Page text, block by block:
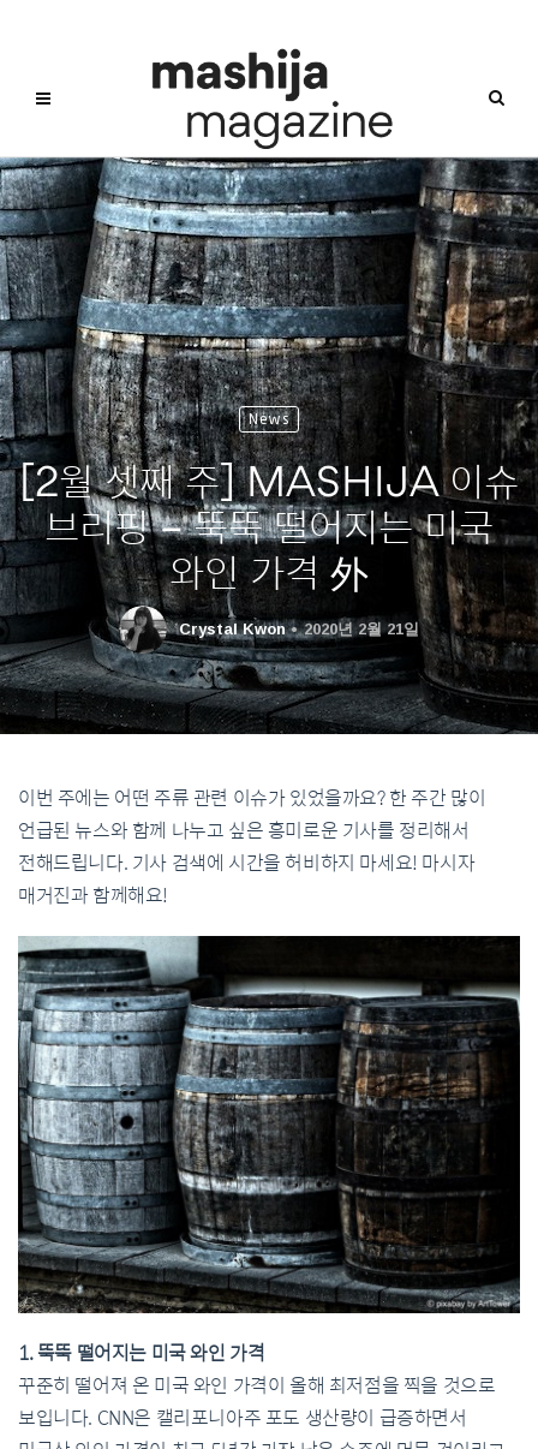
News
[2월 셋째 주] MASHIJA 이슈
브리핑 – 뚝뚝 떨어지는 미국
와인 가격 外
Crystal Kwon 2020년 2월 21일
이번 주에는 어떤 주류 관련 이슈가 있었을까요? 한 주간 많이
언급된 뉴스와 함께 나누고 싶은 흥미로운 기사를 정리해서
전해드립니다. 기사 검색에 시간을 허비하지 마세요! 마시자
매거진과 함께해요!
1. 뚝뚝 떨어지는 미국 와인 가격
꾸준히 떨어져 온 미국 와인 가격이 올해 최저점을 찍을 것으로
보입니다. CNN은 캘리포니아주 포도 생산량이 급증하면서